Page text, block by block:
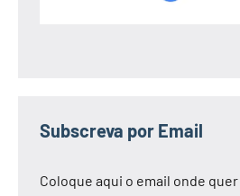
Subscreva por Email
Coloque aqui o email onde